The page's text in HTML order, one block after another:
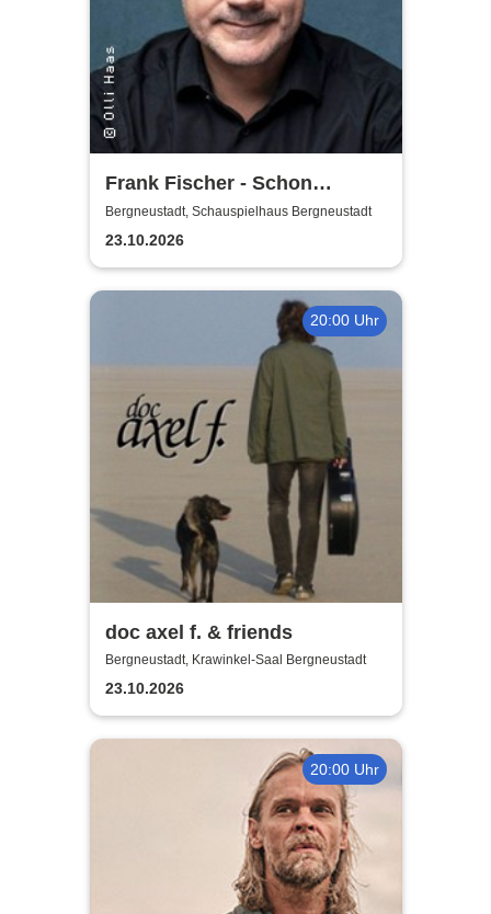
Frank Fischer - Schon
komisch!
Bergneustadt, Schauspielhaus Bergneustadt
23.10.2026
20:00 Uhr
doc axel f. & friends
Bergneustadt, Krawinkel-Saal Bergneustadt
23.10.2026
20:00 Uhr